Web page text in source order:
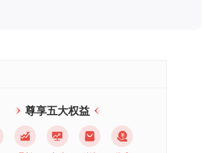
尊享五大权益